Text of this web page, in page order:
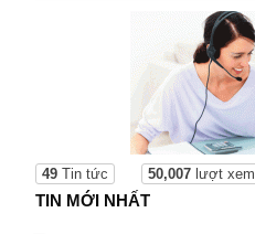
49Tin tức 50,007lượt xem
TIN MỚI NHẤT